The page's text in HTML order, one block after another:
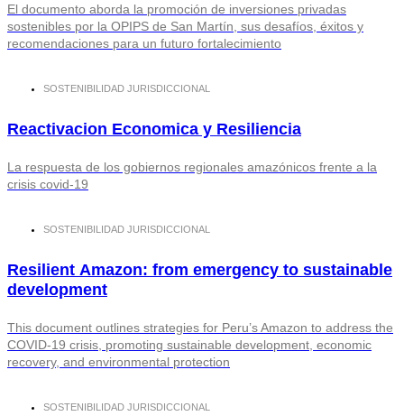
El documento aborda la promoción de inversiones privadas
sostenibles por la OPIPS de San Martín, sus desafíos, éxitos y
recomendaciones para un futuro fortalecimiento
SOSTENIBILIDAD JURISDICCIONAL
Reactivacion Economica y Resiliencia
La respuesta de los gobiernos regionales amazónicos frente a la
crisis covid-19
SOSTENIBILIDAD JURISDICCIONAL
Resilient Amazon: from emergency to sustainable
development
This document outlines strategies for Peru’s Amazon to address the
COVID-19 crisis, promoting sustainable development, economic
recovery, and environmental protection
SOSTENIBILIDAD JURISDICCIONAL